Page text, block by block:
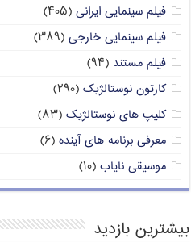
فیلم سینمایی ایرانی (۴۰۵)
فیلم سینمایی خارجی (۳۸۹)
فیلم مستند (۹۴)
کارتون نوستالژیک (۲۹۰)
کلیپ های نوستالژیک (۸۳)
معرفی برنامه های آینده (۶)
موسیقی نایاب (۱۰)
بیشترین بازدید